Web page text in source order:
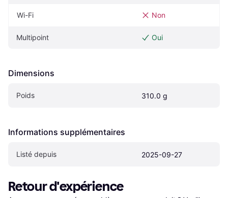
Wi-Fi Non
Multipoint Oui
Dimensions
Poids 310.0 g
Informations supplémentaires
Listé depuis 2025-09-27
Retour d'expérience